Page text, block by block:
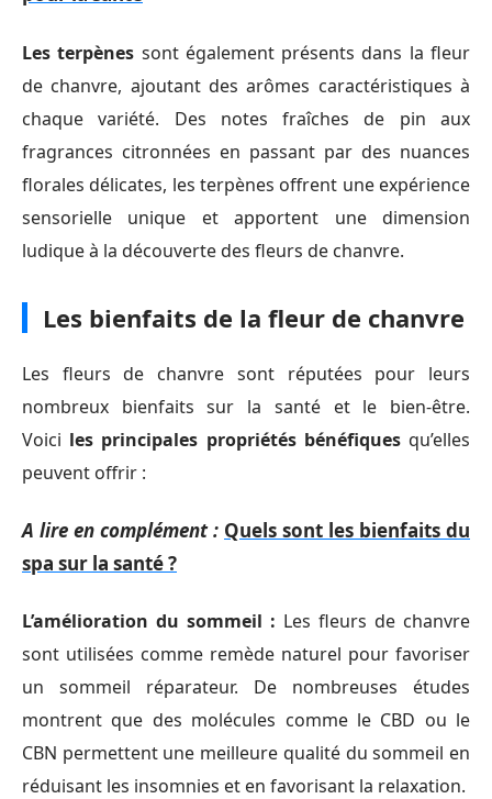
Les terpènes sont également présents dans la fleur
de chanvre, ajoutant des arômes caractéristiques à
chaque variété. Des notes fraîches de pin aux
fragrances citronnées en passant par des nuances
florales délicates, les terpènes offrent une expérience
sensorielle unique et apportent une dimension
ludique à la découverte des fleurs de chanvre.
Les bienfaits de la fleur de chanvre
Les fleurs de chanvre sont réputées pour leurs
nombreux bienfaits sur la santé et le bien-être.
Voici les principales propriétés bénéfiquesqu’elles
peuvent offrir :
A lire en complément : Quels sont les bienfaits du
spa sur la santé ?
L’amélioration du sommeil : Les fleurs de chanvre
sont utilisées comme remède naturel pour favoriser
un sommeil réparateur. De nombreuses études
montrent que des molécules comme le CBD ou le
CBN permettent une meilleure qualité du sommeil en
réduisant les insomnies et en favorisant la relaxation.